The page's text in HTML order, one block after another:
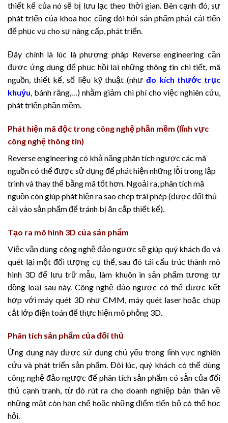
thiết kế của nó sẽ bị lưu lạc theo thời gian. Bên cạnh đó, sự
phát triển của khoa học cũng đòi hỏi sản phẩm phải cải tiến
để phục vụ cho sự nâng cấp, phát triển.
Đây chính là lúc là phương pháp Reverse engineering cần
được ứng dụng để phục hồi lại những thông tin chi tiết, mã
nguồn, thiết kế, số liệu kỹ thuật (như đo kích thước trục
khuỷu, bánh răng,…) nhằm giảm chi phí cho việc nghiên cứu,
phát triển phần mềm.
Phát hiện mã độc trong công nghệ phần mềm (lĩnh vực
công nghệ thông tin)
Reverse engineering có khả năng phân tích ngược các mã
nguồn có thể được sử dụng để phát hiện những lỗi trong lập
trình và thay thế bằng mã tốt hơn. Ngoải ra, phân tích mã
nguồn còn giúp phát hiện ra sao chép trái phép (được đối thủ
cài vào sản phẩm để tránh bị ăn cắp thiết kế).
Tạo ra mô hình 3D của sản phẩm
Việc vận dụng công nghệ đảo ngược sẽ giúp quý khách đo và
quét lại một đối tượng cụ thể, sau đó tái cấu trúc thành mô
hình 3D để lưu trữ mẫu, làm khuôn in sản phẩm tương tự
đồng loại sau này. Công nghệ đảo ngược có thể được kết
hợp với máy quét 3D như CMM, máy quét laser hoặc chụp
cắt lớp điện toán để thực hiện mô phỏng 3D.
Phân tích sản phẩm của đối thủ
Ứng dụng này được sử dụng chủ yếu trong lĩnh vực nghiên
cứu và phát triển sản phẩm. Đôi lúc, quý khách có thể dùng
công nghệ đảo ngược để phân tích sản phẩm có sẵn của đối
thủ cạnh tranh, từ đó rút ra cho doanh nghiệp bản thân về
những mặt còn hạn chế hoặc những điểm tiến bộ có thể học
hỏi.